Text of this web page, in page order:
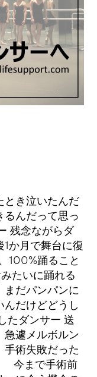
とき泣いたんだ
んだって思っ
残念ながらダ
か月で舞台に復
100%踊ること
たいに踊れる
まだパンパンに
だけどどうし
たダンサー 送
急遽メルボルン
術失敗だった
今まで手術前